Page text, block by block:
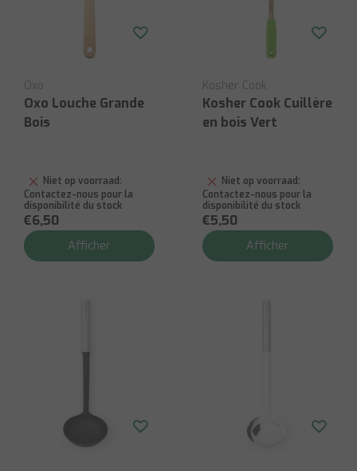
Oxo
Oxo Louche Grande
Bois
Niet op voorraad:
Contactez-nous pour la
disponibilité du stock
€6,50
Afficher
Kosher Cook
Kosher Cook Cuillère
en bois Vert
Niet op voorraad:
Contactez-nous pour la
disponibilité du stock
€5,50
Afficher